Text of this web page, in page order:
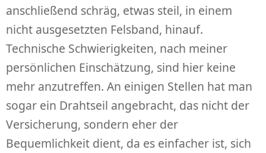
anschließend schräg, etwas steil, in einem
nicht ausgesetzten Felsband, hinauf.
Technische Schwierigkeiten, nach meiner
persönlichen Einschätzung, sind hier keine
mehr anzutreffen. An einigen Stellen hat man
sogar ein Drahtseil angebracht, das nicht der
Versicherung, sondern eher der
Bequemlichkeit dient, da es einfacher ist, sich